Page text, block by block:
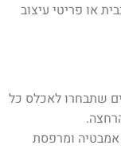
או פריטי עיצוב
שתבחרו לאכלס כל
אמבטיה ומרפסת